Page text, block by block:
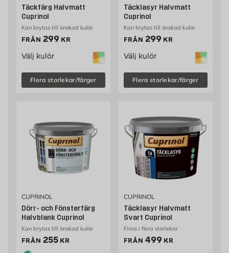
Täckfärg Halvmatt
Cuprinol
Kan brytas till önskad kulör
FRÅN Pris 299 kr
299 KR
Välj kulör
Flera storlekar/färger
Täcklasyr Halvmatt
Cuprinol
Kan brytas till önskad kulör
FRÅN Pris 299 kr
299 KR
Välj kulör
Flera storlekar/färger
CUPRINOL
Dörr- och Fönsterfärg
Halvblank Cuprinol
Kan brytas till önskad kulör
FRÅN Pris 255 kr
255 KR
CUPRINOL
Täcklasyr Halvmatt
Svart Cuprinol
Finns i flera storlekar
FRÅN Pris 499 kr
499 KR